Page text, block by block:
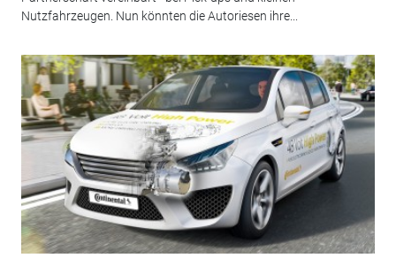
Nutzfahrzeugen. Nun könnten die Autoriesen ihre...